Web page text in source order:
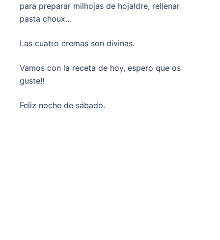
para preparar milhojas de hojaldre, rellenar
pasta choux…
Las cuatro cremas son divinas.
Vamos con la receta de hoy, espero que os
guste!!
Feliz noche de sábado.